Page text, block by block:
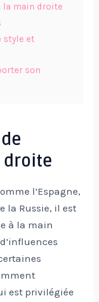
la main droite
style et
son
droite
l’Espagne,
la Russie, il est
à la main
est privilégiée